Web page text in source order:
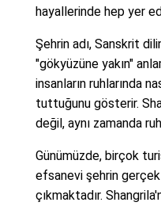
hayallerinde hep yer
Şehrin adı, Sanskrit
"gökyüzüne yakın"
insanların ruhlarında
tuttuğunu gösterir.
değil, aynı zamanda
Günümüzde, birçok
efsanevi şehrin
çıkmaktadır.